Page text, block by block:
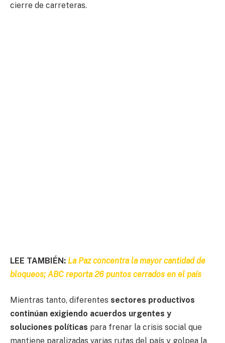
cierre de carreteras.
LEE TAMBIÉN: La Paz concentra la mayor cantidad de
bloqueos; ABC reporta 26 puntos cerrados en el país
Mientras tanto, diferentes sectores productivos
continúan exigiendo acuerdos urgentes y
soluciones políticas para frenar la crisis social que
mantiene paralizadas varias rutas del país y golpea la